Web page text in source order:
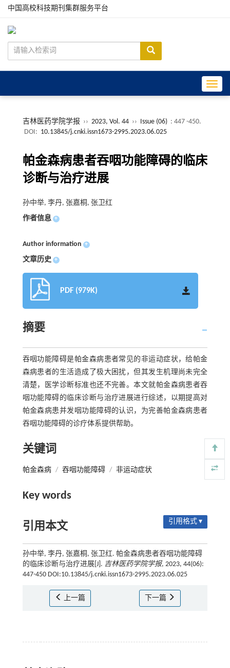
中国高校科技期刊集群服务平台
吉林医药学院学报 ›› 2023, Vol. 44 ›› Issue (06) : 447 -450.
DOI: 10.13845/j.cnki.issn1673-2995.2023.06.025
帕金森病患者吞咽功能障碍的临床
诊断与治疗进展
孙中举, 李丹, 张嘉桐, 张卫红
作者信息 +
Author information +
文章历史 +
PDF (979K)
摘要
吞咽功能障碍是帕金森病患者常见的非运动症状，给帕金
森病患者的生活造成了极大困扰，但其发生机理尚未完全
清楚，医学诊断标准也还不完善。本文就帕金森病患者吞
咽功能障碍的临床诊断与治疗进展进行综述，以期提高对
帕金森病患并发咽功能障碍的认识，为完善帕金森病患者
吞咽功能障碍的诊疗体系提供帮助。
关键词
帕金森病 / 吞咽功能障碍 / 非运动症状
Key words
引用本文 引用格式 ▾
孙中举, 李丹, 张嘉桐, 张卫红. 帕金森病患者吞咽功能障碍
的临床诊断与治疗进展[J]. 吉林医药学院学报, 2023, 44(06):
447-450 DOI:10.13845/j.cnki.issn1673-2995.2023.06.025
上一篇 下一篇